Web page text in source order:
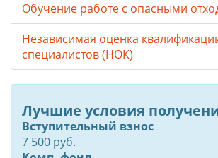
Обучение работе с опасными
Независимая оценка
специалистов (НОК)
Лучшие условия
Вступительный взнос
7 500 руб.